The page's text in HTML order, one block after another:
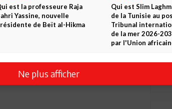
est la professeure Raja
Yassine, nouvelle
de Beït al-Hikma
Qui est Slim
de la Tunisie au
Tribunal
de la mer 2026-
par l'Union
Ne plus afficher